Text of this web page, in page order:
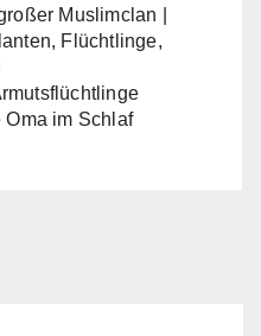
Muslimclan |
Flüchtlinge,
im Schlaf